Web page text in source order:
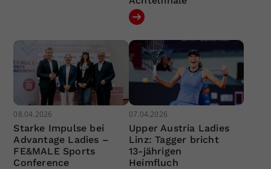
08.04.2026
Starke Impulse bei
Advantage Ladies –
FE&MALE Sports
Conference
07.04.2026
Upper Austria Ladies
Linz: Tagger bricht
13-jährigen
Heimfluch